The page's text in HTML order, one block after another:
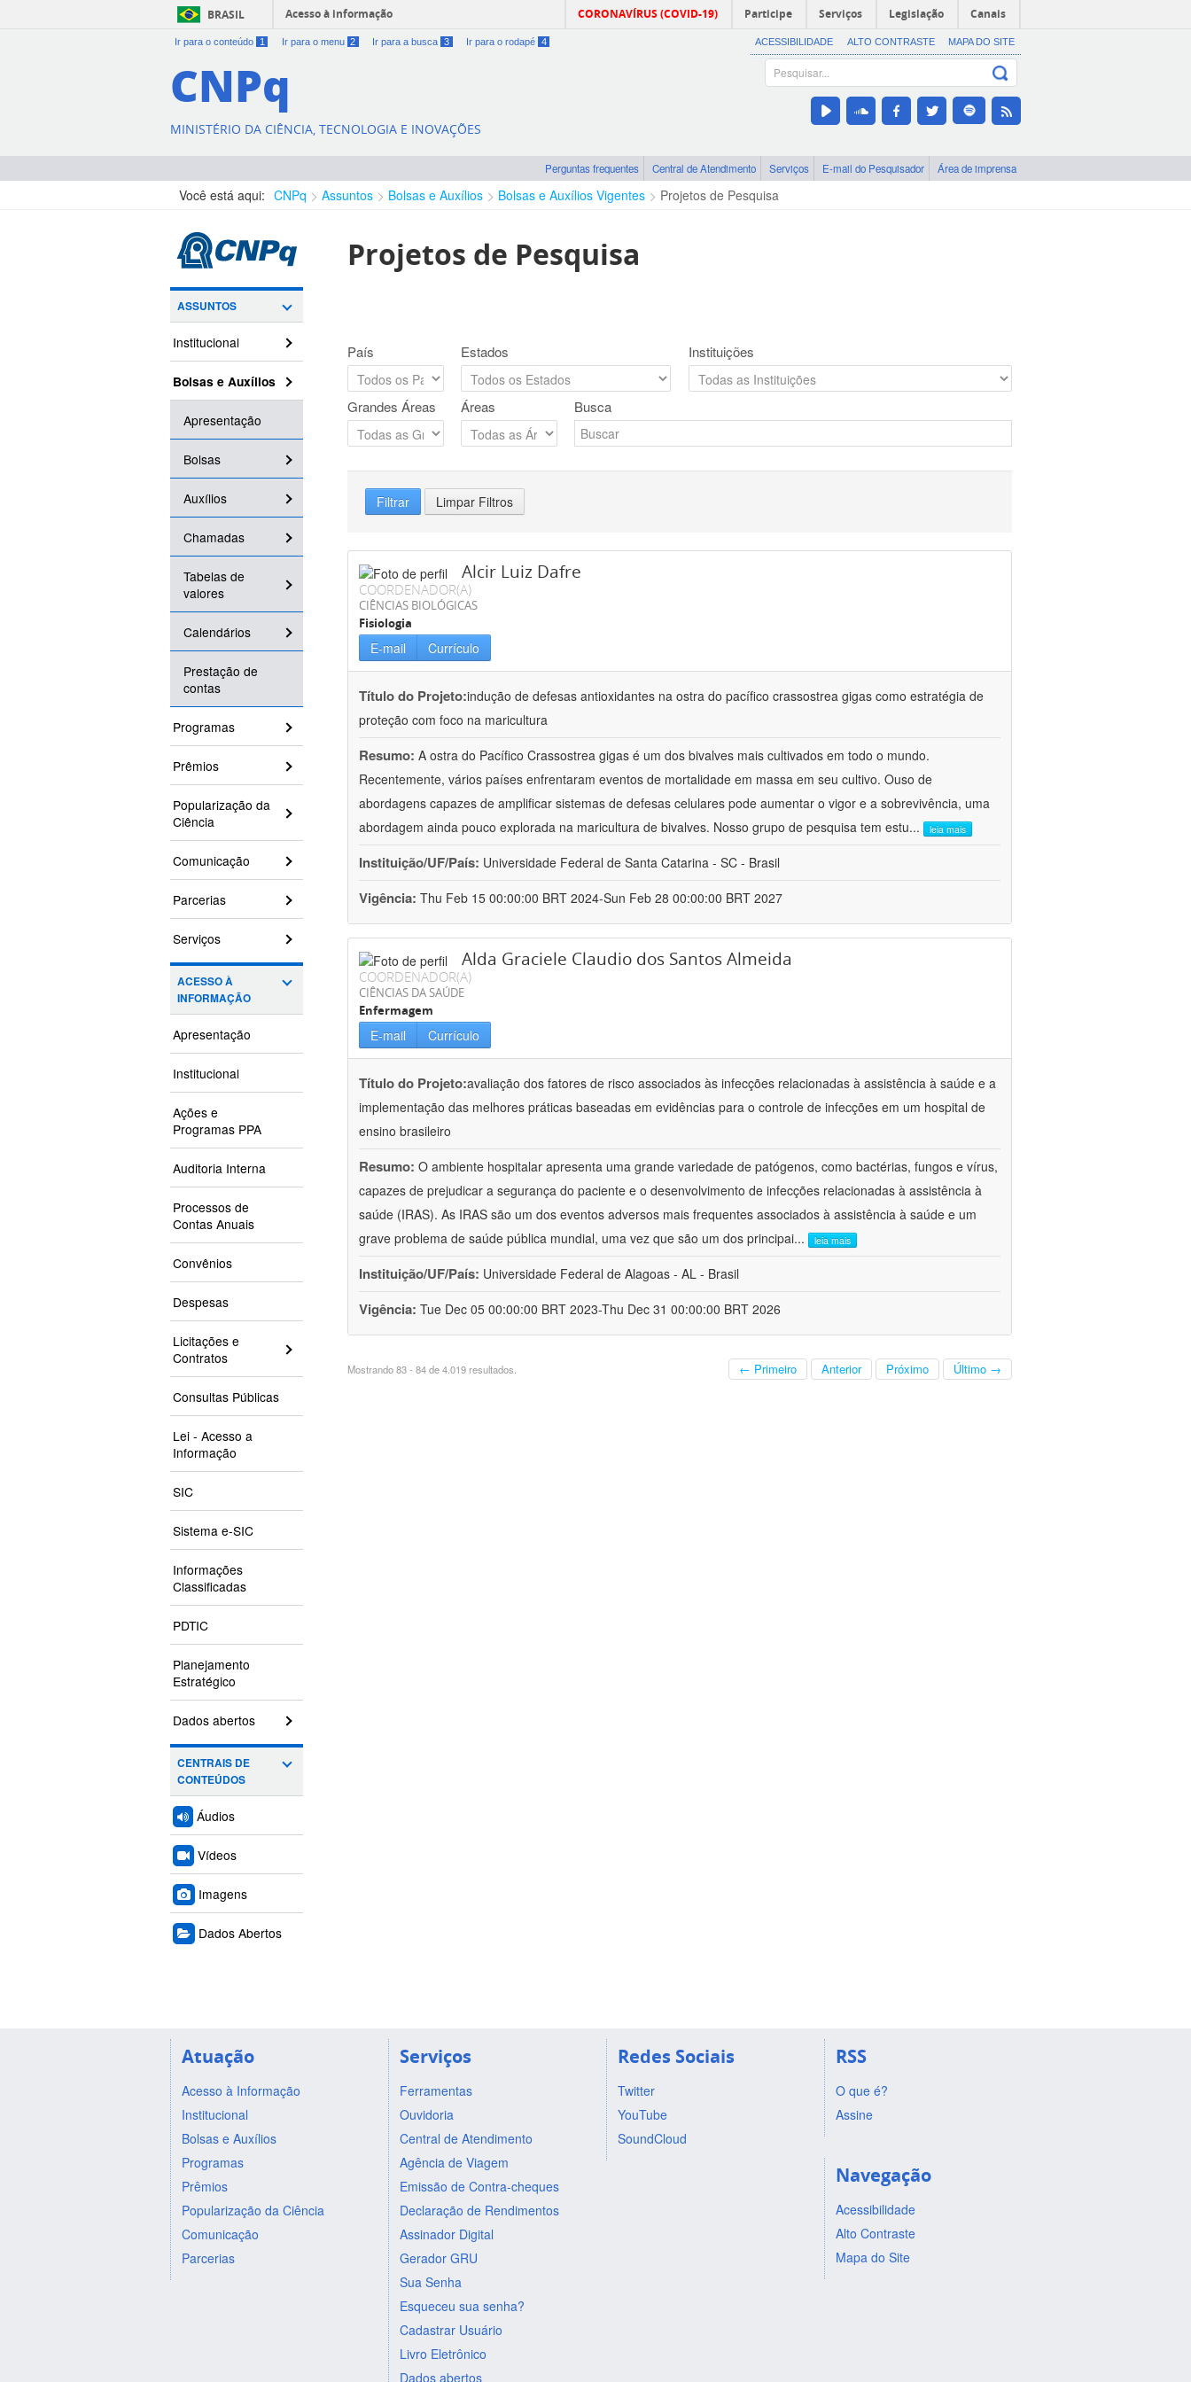
BRASIL Acesso à informação CORONAVÍRUS (COVID-19) Participe Serviços Legislação Canais
Ir para o conteúdo 1 Ir para o menu 2 Ir para a busca 3 Ir para o rodapé 4 ACESSIBILIDADE ALTO CONTRASTE MAPA DO SITE
CNPq
MINISTÉRIO DA CIÊNCIA, TECNOLOGIA E INOVAÇÕES
Perguntas frequentes Central de Atendimento Serviços E-mail do Pesquisador Área de imprensa
Você está aqui: CNPq Assuntos Bolsas e Auxílios Bolsas e Auxílios Vigentes Projetos de Pesquisa
ASSUNTOS
Institucional
Bolsas e Auxílios
Apresentação
Bolsas
Auxílios
Chamadas
Tabelas de
valores
Calendários
Prestação de
contas
Programas
Prêmios
Popularização da
Ciência
Comunicação
Parcerias
Serviços
ACESSO À
INFORMAÇÃO
Apresentação
Institucional
Ações e
Programas PPA
Auditoria Interna
Processos de
Contas Anuais
Convênios
Despesas
Licitações e
Contratos
Consultas Públicas
Lei - Acesso a
Informação
SIC
Sistema e-SIC
Informações
Classificadas
PDTIC
Planejamento
Estratégico
Dados abertos
CENTRAIS DE
CONTEÚDOS
Áudios
Vídeos
Imagens
Dados Abertos
Projetos de Pesquisa
País Estados Instituições
Grandes Áreas Áreas Busca
Filtrar Limpar Filtros
Alcir Luiz Dafre
COORDENADOR(A)
CIÊNCIAS BIOLÓGICAS
Fisiologia
E-mail Currículo
Título do Projeto:indução de defesas antioxidantes na ostra do pacífico crassostrea gigas como estratégia de
proteção com foco na maricultura
Resumo: A ostra do Pacífico Crassostrea gigas é um dos bivalves mais cultivados em todo o mundo.
Recentemente, vários países enfrentaram eventos de mortalidade em massa em seu cultivo. Ouso de
abordagens capazes de amplificar sistemas de defesas celulares pode aumentar o vigor e a sobrevivência, uma
abordagem ainda pouco explorada na maricultura de bivalves. Nosso grupo de pesquisa tem estu... leia mais
Instituição/UF/País: Universidade Federal de Santa Catarina - SC - Brasil
Vigência: Thu Feb 15 00:00:00 BRT 2024-Sun Feb 28 00:00:00 BRT 2027
Alda Graciele Claudio dos Santos Almeida
COORDENADOR(A)
CIÊNCIAS DA SAÚDE
Enfermagem
E-mail Currículo
Título do Projeto:avaliação dos fatores de risco associados às infecções relacionadas à assistência à saúde e a
implementação das melhores práticas baseadas em evidências para o controle de infecções em um hospital de
ensino brasileiro
Resumo: O ambiente hospitalar apresenta uma grande variedade de patógenos, como bactérias, fungos e vírus,
capazes de prejudicar a segurança do paciente e o desenvolvimento de infecções relacionadas à assistência à
saúde (IRAS). As IRAS são um dos eventos adversos mais frequentes associados à assistência à saúde e um
grave problema de saúde pública mundial, uma vez que são um dos principai... leia mais
Instituição/UF/País: Universidade Federal de Alagoas - AL - Brasil
Vigência: Tue Dec 05 00:00:00 BRT 2023-Thu Dec 31 00:00:00 BRT 2026
Mostrando 83 - 84 de 4.019 resultados. ← Primeiro Anterior Próximo Último →
Atuação
Acesso à Informação
Institucional
Bolsas e Auxílios
Programas
Prêmios
Popularização da Ciência
Comunicação
Parcerias
Serviços
Ferramentas
Ouvidoria
Central de Atendimento
Agência de Viagem
Emissão de Contra-cheques
Declaração de Rendimentos
Assinador Digital
Gerador GRU
Sua Senha
Esqueceu sua senha?
Cadastrar Usuário
Livro Eletrônico
Dados abertos
Redes Sociais
Twitter
YouTube
SoundCloud
RSS
O que é?
Assine
Navegação
Acessibilidade
Alto Contraste
Mapa do Site